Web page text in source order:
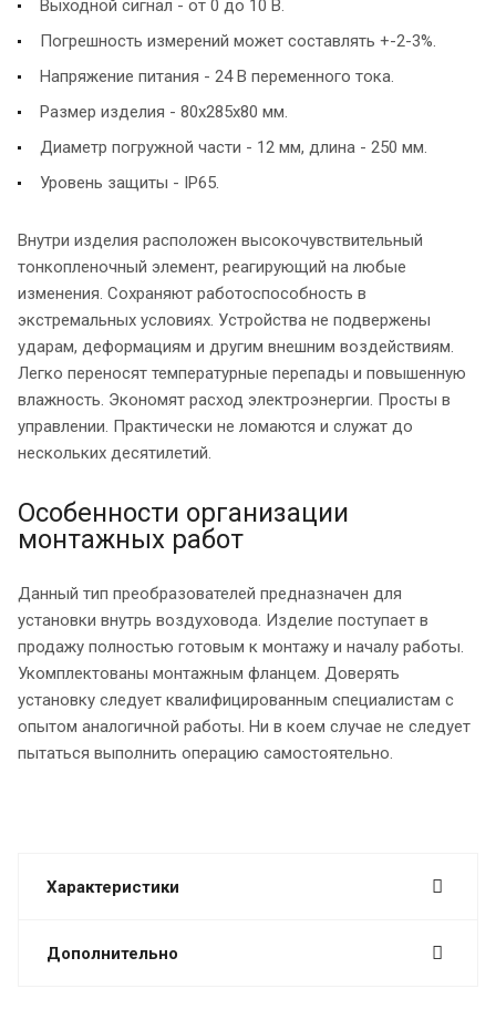
Выходной сигнал - от 0 до 10 В.
Погрешность измерений может составлять +-2-3%.
Напряжение питания - 24 В переменного тока.
Размер изделия - 80х285х80 мм.
Диаметр погружной части - 12 мм, длина - 250 мм.
Уровень защиты - IP65.
Внутри изделия расположен высокочувствительный
тонкопленочный элемент, реагирующий на любые
изменения. Сохраняют работоспособность в
экстремальных условиях. Устройства не подвержены
ударам, деформациям и другим внешним воздействиям.
Легко переносят температурные перепады и повышенную
влажность. Экономят расход электроэнергии. Просты в
управлении. Практически не ломаются и служат до
нескольких десятилетий.
Особенности организации
монтажных работ
Данный тип преобразователей предназначен для
установки внутрь воздуховода. Изделие поступает в
продажу полностью готовым к монтажу и началу работы.
Укомплектованы монтажным фланцем. Доверять
установку следует квалифицированным специалистам с
опытом аналогичной работы. Ни в коем случае не следует
пытаться выполнить операцию самостоятельно.
Характеристики
Дополнительно